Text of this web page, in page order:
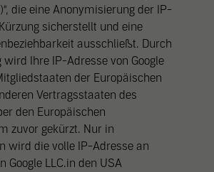
die eine Anonymisierung der IP-
sicherstellt und eine
ausschließt. Durch
Ihre IP-Adresse von Google
der Europäischen
Vertragsstaaten des
den Europäischen
zuvor gekürzt. Nur in
wird die volle IP-Adresse an
Google LLC.in den USA